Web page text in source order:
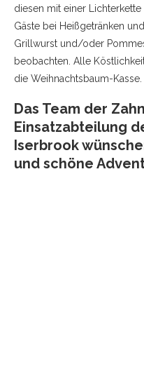
diesen mit einer
Gäste bei Heißgetränken
Grillwurst und/oder
beobachten. Alle
die Weihnachtsbaum-Kasse.
Das Team der
Einsatzabteilung
Iserbrook
und schöne